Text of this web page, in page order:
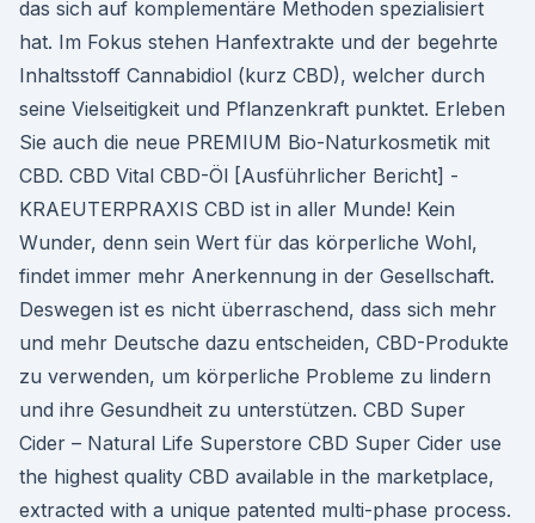
das sich auf komplementäre Methoden spezialisiert
hat. Im Fokus stehen Hanfextrakte und der begehrte
Inhaltsstoff Cannabidiol (kurz CBD), welcher durch
seine Vielseitigkeit und Pflanzenkraft punktet. Erleben
Sie auch die neue PREMIUM Bio-Naturkosmetik mit
CBD. CBD Vital CBD-Öl [Ausführlicher Bericht] -
KRAEUTERPRAXIS CBD ist in aller Munde! Kein
Wunder, denn sein Wert für das körperliche Wohl,
findet immer mehr Anerkennung in der Gesellschaft.
Deswegen ist es nicht überraschend, dass sich mehr
und mehr Deutsche dazu entscheiden, CBD-Produkte
zu verwenden, um körperliche Probleme zu lindern
und ihre Gesundheit zu unterstützen. CBD Super
Cider – Natural Life Superstore CBD Super Cider use
the highest quality CBD available in the marketplace,
extracted with a unique patented multi-phase process.